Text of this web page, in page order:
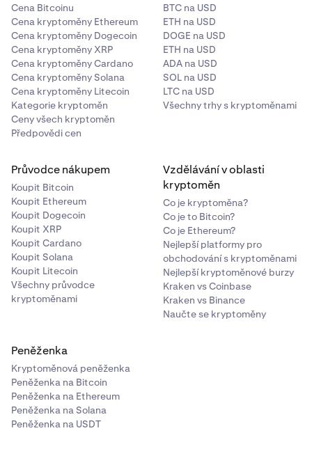
Cena Bitcoinu
Cena kryptoměny Ethereum
Cena kryptoměny Dogecoin
Cena kryptoměny XRP
Cena kryptoměny Cardano
Cena kryptoměny Solana
Cena kryptoměny Litecoin
Kategorie kryptoměn
Ceny všech kryptoměn
Předpovědi cen
BTC na USD
ETH na USD
DOGE na USD
ETH na USD
ADA na USD
SOL na USD
LTC na USD
Všechny trhy s kryptoměnami
Průvodce nákupem
Koupit Bitcoin
Koupit Ethereum
Koupit Dogecoin
Koupit XRP
Koupit Cardano
Koupit Solana
Koupit Litecoin
Všechny průvodce
kryptoměnami
Vzdělávání v oblasti
kryptoměn
Co je kryptoměna?
Co je to Bitcoin?
Co je Ethereum?
Nejlepší platformy pro
obchodování s kryptoměnami
Nejlepší kryptoměnové burzy
Kraken vs Coinbase
Kraken vs Binance
Naučte se kryptoměny
Peněženka
Kryptoměnová peněženka
Peněženka na Bitcoin
Peněženka na Ethereum
Peněženka na Solana
Peněženka na USDT